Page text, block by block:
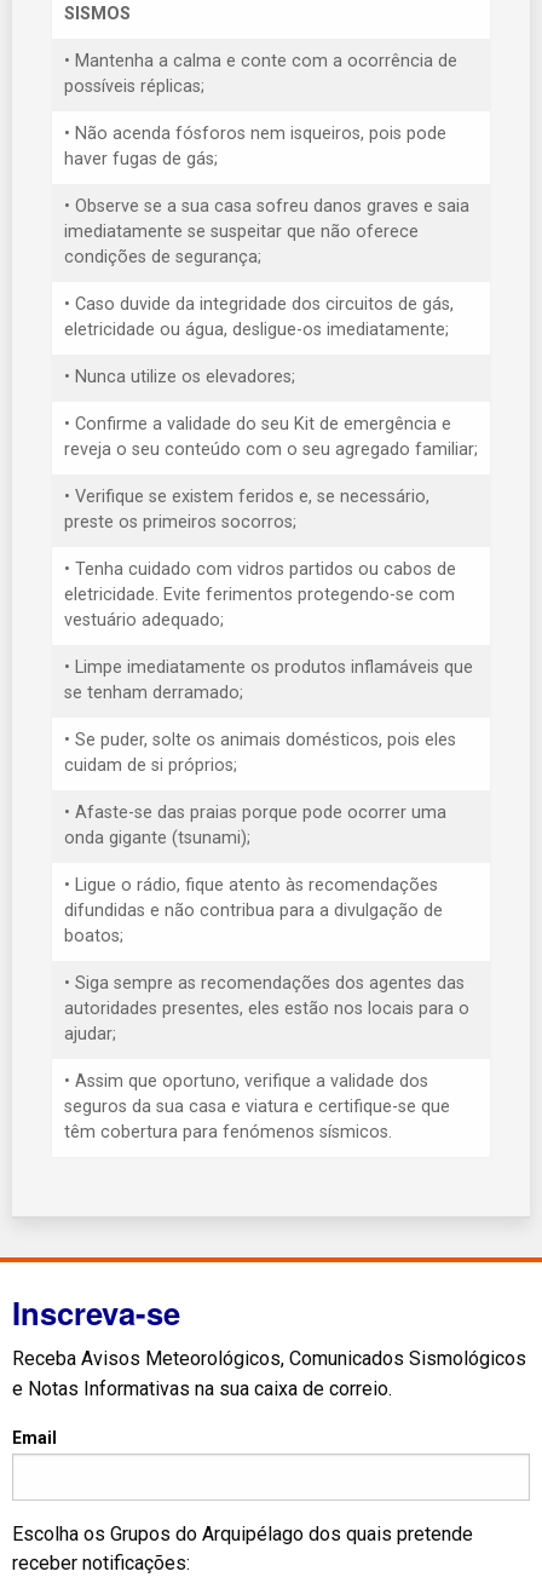
SISMOS
• Mantenha a calma e conte com a ocorrência de
possíveis réplicas;
• Não acenda fósforos nem isqueiros, pois pode
haver fugas de gás;
• Observe se a sua casa sofreu danos graves e saia
imediatamente se suspeitar que não oferece
condições de segurança;
• Caso duvide da integridade dos circuitos de gás,
eletricidade ou água, desligue-os imediatamente;
• Nunca utilize os elevadores;
• Confirme a validade do seu Kit de emergência e
reveja o seu conteúdo com o seu agregado familiar;
• Verifique se existem feridos e, se necessário,
preste os primeiros socorros;
• Tenha cuidado com vidros partidos ou cabos de
eletricidade. Evite ferimentos protegendo-se com
vestuário adequado;
• Limpe imediatamente os produtos inflamáveis que
se tenham derramado;
• Se puder, solte os animais domésticos, pois eles
cuidam de si próprios;
• Afaste-se das praias porque pode ocorrer uma
onda gigante (tsunami);
• Ligue o rádio, fique atento às recomendações
difundidas e não contribua para a divulgação de
boatos;
• Siga sempre as recomendações dos agentes das
autoridades presentes, eles estão nos locais para o
ajudar;
• Assim que oportuno, verifique a validade dos
seguros da sua casa e viatura e certifique-se que
têm cobertura para fenómenos sísmicos.
Inscreva-se
Receba Avisos Meteorológicos, Comunicados Sismológicos
e Notas Informativas na sua caixa de correio.
Email
Escolha os Grupos do Arquipélago dos quais pretende
receber notificações: